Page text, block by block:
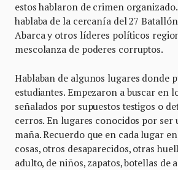
estos hablaron de crimen
hablaba de la cercanía del 27
Abarca y otros líderes políticos
mescolanza de poderes corruptos.
Hablaban de algunos lugares donde
estudiantes. Empezaron a buscar en
señalados por supuestos testigos o
cerros. En lugares conocidos por ser
maña. Recuerdo que en cada lugar
cosas, otros desaparecidos, otras
adulto, de niños, zapatos, botellas de